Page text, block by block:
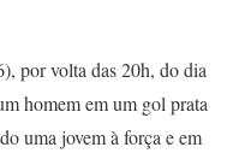
por volta das 20h, do dia
homem em um gol prata
uma jovem à força e em